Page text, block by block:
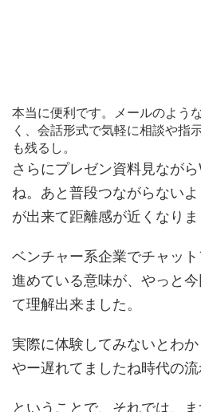
本当に便利です。メールのよう
く、会話形式で気軽に相談や指
も残るし。
さらにプレゼン資料見なが
ね。あと普段つながらない
が出来て距離感が近くなりま
ベンチャー系企業でチャッ
進めている意味が、やっと
て理解出来ました。
実際に体験してみないとわ
やー遅れてましたね時代の流
ということで、それでは、